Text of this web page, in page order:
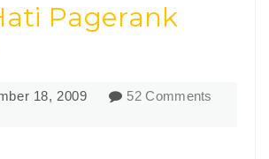
Pagerank
18, 2009 52 Comments